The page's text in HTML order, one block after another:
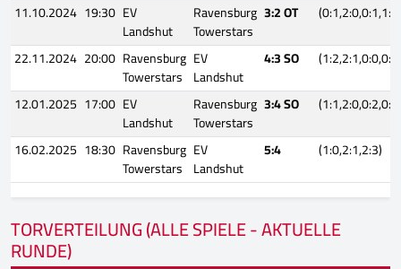
11.10.2024 19:30 EV
Landshut
Ravensburg
Towerstars
3:2 OT
(0:1,2:0,0:1,1:0)
22.11.2024 20:00 Ravensburg
Towerstars
EV
Landshut
4:3 SO
12.01.2025 17:00 EV
Landshut
Ravensburg
Towerstars
3:4 SO
16.02.2025 18:30 Ravensburg
Towerstars
EV
Landshut
5:4 (1:0,2:1,2:3)
TORVERTEILUNG (ALLE SPIELE - AKTUELLE
RUNDE)